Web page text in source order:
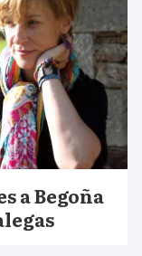
a Begoña